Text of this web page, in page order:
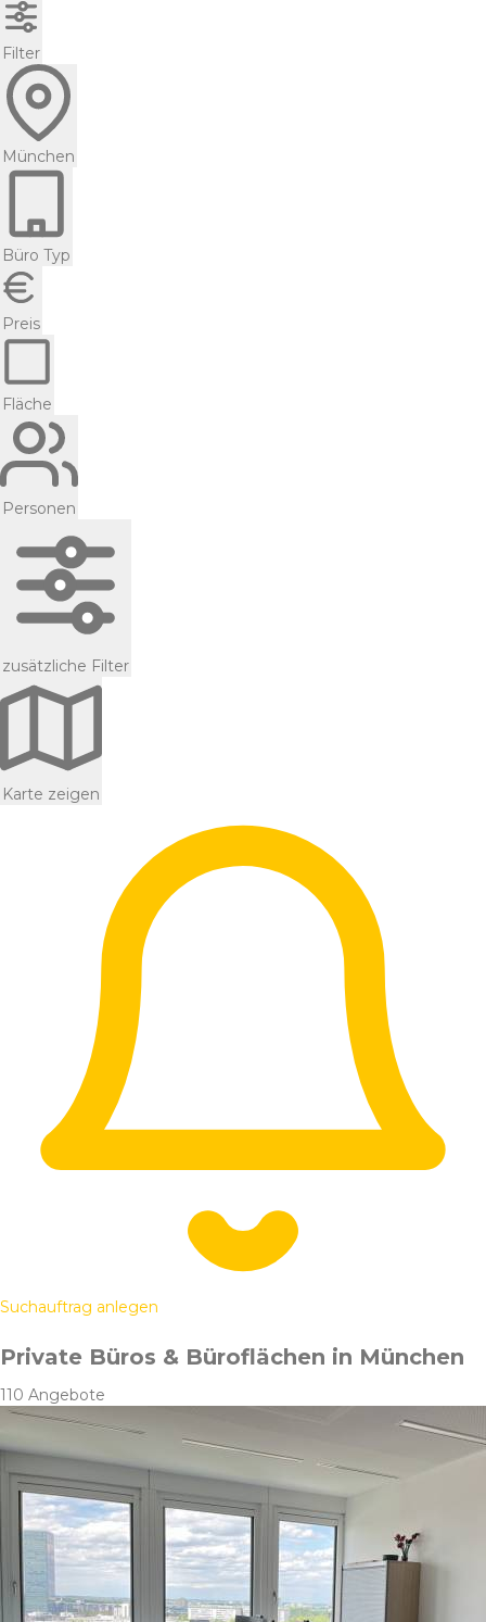
Filter
München
Büro Typ
Preis
Fläche
Personen
zusätzliche Filter
Karte zeigen
Suchauftrag anlegen
Private Büros & Büroflächen in München
110 Angebote